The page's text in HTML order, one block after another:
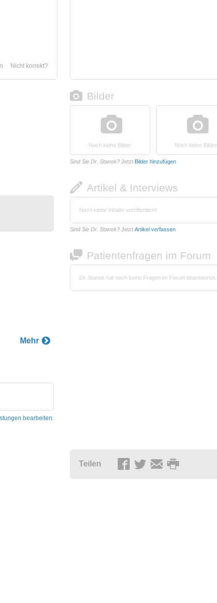
Nicht korrekt?
Mehr
bearbeiten.
Bilder
Noch keine Bilder Noch keine Bilder
Sind Sie Dr. Stanek? Jetzt Bilder hinzufügen
Artikel & Interviews
Noch keine Inhalte veröffentlicht
Sind Sie Dr. Stanek? Jetzt Artikel verfassen
Patientenfragen im Forum
Dr. Stanek hat noch keine Fragen im Forum beantwortet.
Teilen